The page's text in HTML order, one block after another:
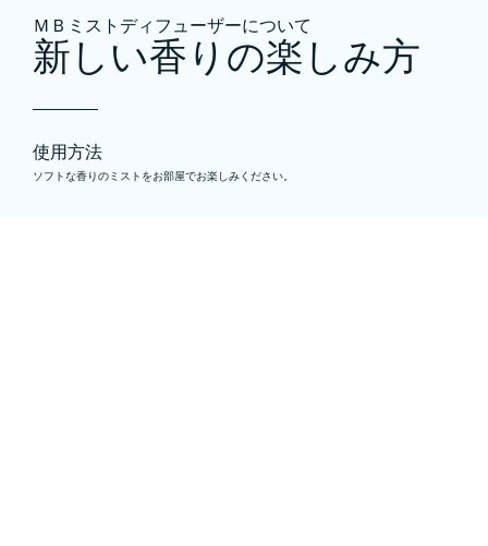
ＭＢミストディフューザーについて
新しい香りの楽しみ方
使用方法
ソフトな香りのミストをお部屋でお楽しみください。